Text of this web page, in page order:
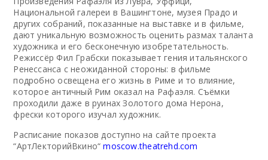
Национальной галереи в Вашингтоне, музея Прадо и
других собраний, показанные на выставке и в фильме,
дают уникальную возможность оценить размах таланта
художника и его бесконечную изобретательность.
Режиссёр Фил Грабски показывает гения итальянского
Ренессанса с неожиданной стороны: в фильме
подробно освещена его жизнь в Риме и то влияние,
которое античный Рим оказал на Рафаэля. Съёмки
проходили даже в руинах Золотого дома Нерона,
фрески которого изучал художник.
Расписание показов доступно на сайте проекта
“АртЛекторийВкино“moscow.theatrehd.com